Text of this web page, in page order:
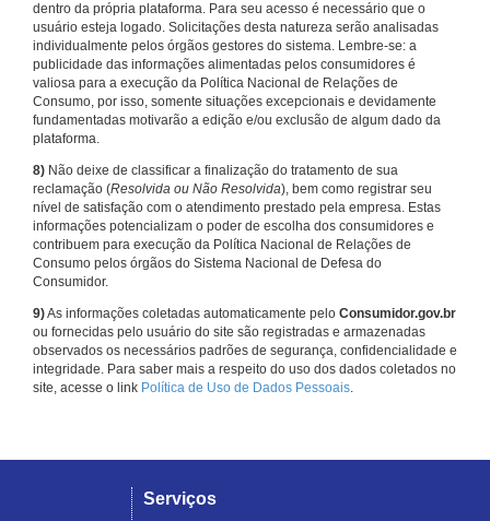
dentro da própria plataforma. Para seu acesso é necessário que o
usuário esteja logado. Solicitações desta natureza serão analisadas
individualmente pelos órgãos gestores do sistema. Lembre-se: a
publicidade das informações alimentadas pelos consumidores é
valiosa para a execução da Política Nacional de Relações de
Consumo, por isso, somente situações excepcionais e devidamente
fundamentadas motivarão a edição e/ou exclusão de algum dado da
plataforma.
8) Não deixe de classificar a finalização do tratamento de sua
reclamação (Resolvida ou Não Resolvida), bem como registrar seu
nível de satisfação com o atendimento prestado pela empresa. Estas
informações potencializam o poder de escolha dos consumidores e
contribuem para execução da Política Nacional de Relações de
Consumo pelos órgãos do Sistema Nacional de Defesa do
Consumidor.
9)As informações coletadas automaticamente pelo Consumidor.gov.br
ou fornecidas pelo usuário do site são registradas e armazenadas
observados os necessários padrões de segurança, confidencialidade e
integridade. Para saber mais a respeito do uso dos dados coletados no
site, acesse o link Política de Uso de Dados Pessoais.
Serviços